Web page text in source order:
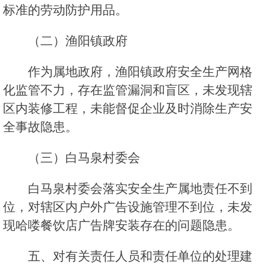
标准的劳动防护用品。
（二）渔阳镇政府
作为属地政府，渔阳镇政府安全生产网格
化监管不力，存在监管漏洞和盲区，未发现辖
区内装修工程，未能督促企业及时消除生产安
全事故隐患。
（三）白马泉村委会
白马泉村委会落实安全生产属地责任不到
位，对辖区内户外广告设施管理不到位，未发
现哈喽餐饮店广告牌安装存在的问题隐患。
五、对有关责任人员和责任单位的处理建